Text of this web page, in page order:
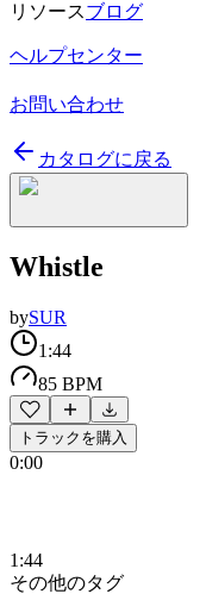
リソースブログ
ヘルプセンター
お問い合わせ
カタログに戻る
Whistle
bySUR
1:44
85 BPM
トラックを購入
0:00
1:44
その他のタグ